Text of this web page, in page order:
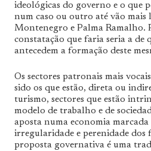
ideológicas do governo e o que
num caso ou outro até vão mais
Montenegro e Palma
constatação que faria seria a de
antecedem a formação deste
Os sectores patronais mais
sido os que estão, direta ou
turismo, sectores que estão
modelo de trabalho e de
aposta numa economia
irregularidade e perenidade dos
proposta governativa é uma